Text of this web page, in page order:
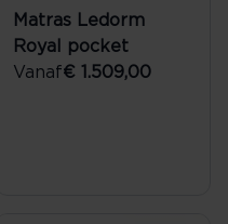
Matras Ledorm
Royal pocket
Vanaf€ 1.509,00